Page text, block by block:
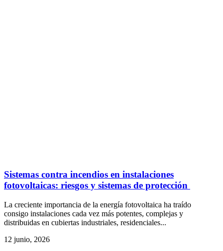
Sistemas contra incendios en instalaciones
fotovoltaicas: riesgos y sistemas de protección
La creciente importancia de la energía fotovoltaica ha traído
consigo instalaciones cada vez más potentes, complejas y
distribuidas en cubiertas industriales, residenciales...
12 junio, 2026